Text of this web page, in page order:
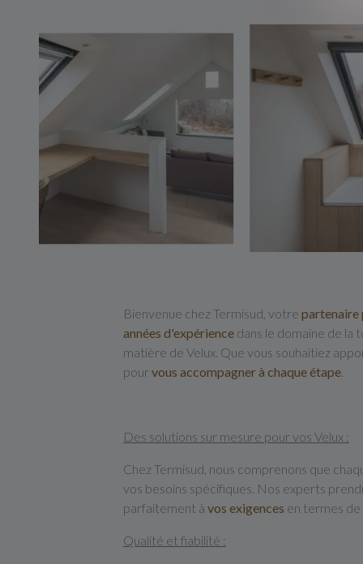
Bienvenue chez Termisud, votre partenaire
années d'expérience dans le domaine de
matière de Velux. Que vous souhaitiez
pourvous accompagnerà chaque étape
Des solutions sur mesure pour vos Velux :
Chez Termisud, nous comprenons que
vos besoins spécifiques. Nos experts
parfaitement à vos exigences en termes de
Qualité et fiabilité :